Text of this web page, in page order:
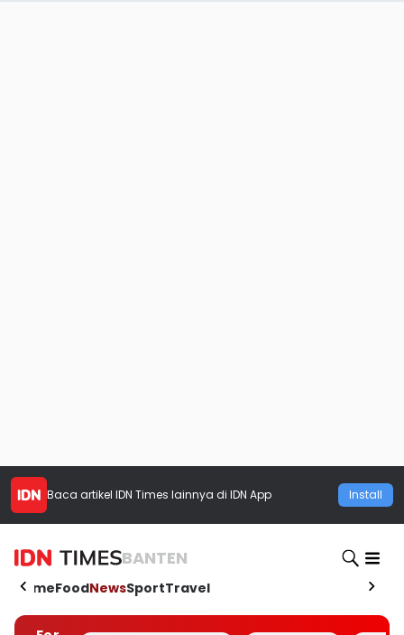
Baca artikel IDN Times lainnya di IDN App Install
BANTEN
HomeFoodNewsSportTravel